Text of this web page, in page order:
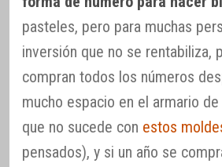
pasteles, pero para muchas
inversión que no se rentabiliza,
compran todos los números
mucho espacio en el armario
que no sucede con estos
pensados), y si un año se